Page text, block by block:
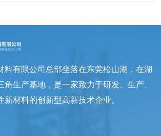
料有限公司总部坐落在东莞松山湖，在湖
角生产基地，是一家致力于研发、生产、
新材料的创新型高新技术企业。